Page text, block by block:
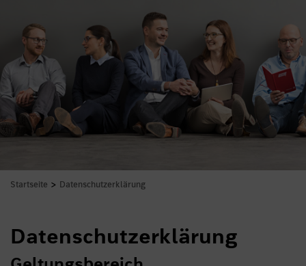
Startseite > Datenschutzerklärung
Datenschutzerklärung